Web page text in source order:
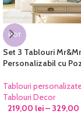
HOT
Set 3 Tablouri
Personalizabil cu
Tablouri
Tablouri Decor
219,00 lei– 329,00